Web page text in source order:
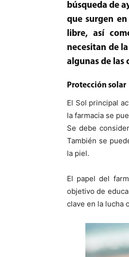
búsqueda de
que surgen
libre, así
necesitan de
algunas de las
Protección solar
El Sol principal
la farmacia se
Se debe
También se
la piel.
El papel del
objetivo de
clave en la lucha